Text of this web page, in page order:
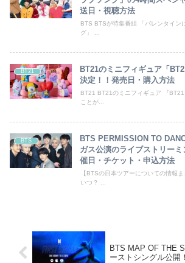
送日・視聴方法
BTS BTSが特集番組 「バレンタイン
グ」 ...
BT21
BT21のミニフィギュア「
決定！！発売日・購入方法
BT21 BT21のミニフィギュア 『
ことが...
BTS
BTS PERMISSION TO
ガス公演のライブストリー
催日・チケット・申込方法
【BTSの日本ツアーについての情報
いつ？ ...
BTS MAP OF THE
ーストシングル公開